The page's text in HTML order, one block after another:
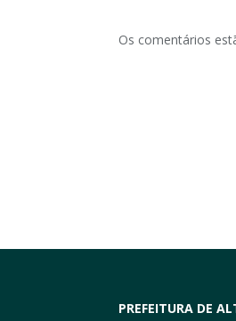
Os comentários
PREFEITURA DE